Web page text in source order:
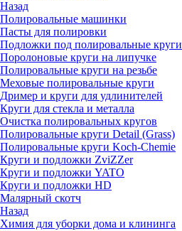
Назад
Полировальные машинки
Пасты для полировки
Подложки под полировальные круги
Поролоновые круги на липучке
Полировальные круги на резьбе
Меховые полировальные круги
Дример и круги для удлинителей
Круги для стекла и металла
Очистка полировальных кругов
Полировальные круги Detail (Grass)
Полировальные круги Koch-Chemie
Круги и подложки ZviZZer
Круги и подложки YATO
Круги и подложки HD
Малярный скотч
Назад
Химия для уборки дома и клининга